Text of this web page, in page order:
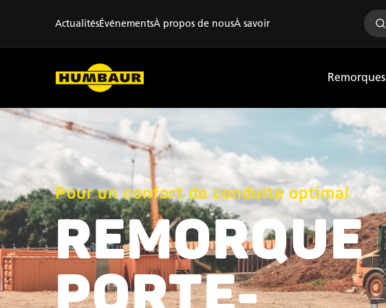
ActualitésÉvénementsÀ propos de nousÀ savoir
Remorques
Pour un confort de conduite optimal
REMORQUE